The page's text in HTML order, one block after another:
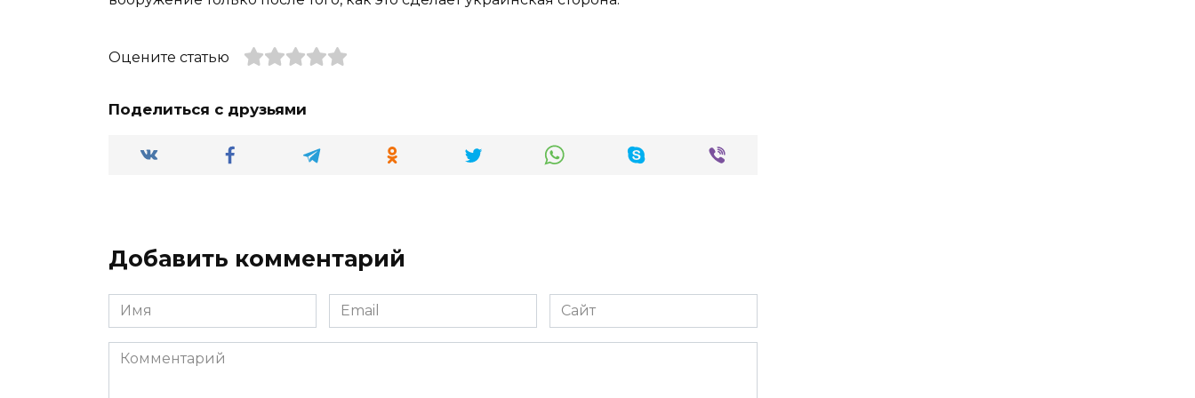
Оцените статью
Поделиться с друзьями
Добавить комментарий
Имя
*
Email
*
Сайт
Комментарий